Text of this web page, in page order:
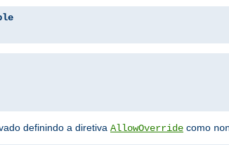
definindo a diretiva AllowOverride como